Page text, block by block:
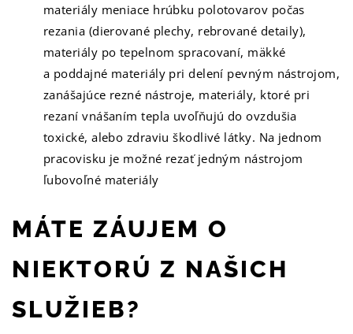
materiály meniace hrúbku polotovarov počas
rezania (dierované plechy, rebrované detaily),
materiály po tepelnom spracovaní, mäkké
a poddajné materiály pri delení pevným nástrojom,
zanášajúce rezné nástroje, materiály, ktoré pri
rezaní vnášaním tepla uvoľňujú do ovzdušia
toxické, alebo zdraviu škodlivé látky. Na jednom
pracovisku je možné rezať jedným nástrojom
ľubovoľné materiály
MÁTE ZÁUJEM O
NIEKTORÚ Z NAŠICH
SLUŽIEB?